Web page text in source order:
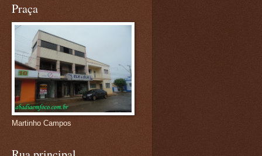
Praça
Martinho Campos